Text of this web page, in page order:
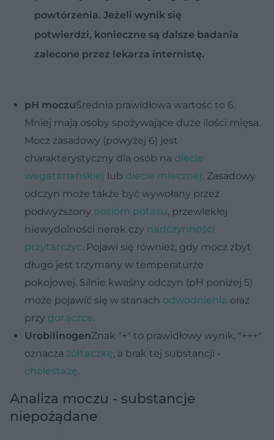
powtórzenia. Jeżeli wynik się
potwierdzi, konieczne są dalsze badania
zalecone przez lekarza internistę.
pH moczuŚrednia prawidłowa wartość to 6.
Mniej mają osoby spożywające duże ilości mięsa.
Mocz zasadowy (powyżej 6) jest
charakterystyczny dla osób na diecie
wegetariańskiej lub diecie mlecznej. Zasadowy
odczyn może także być wywołany przez
podwyższony poziom potasu, przewlekłej
niewydolności nerek czy nadczynności
przytarczyc. Pojawi się również, gdy mocz zbyt
długo jest trzymany w temperaturze
pokojowej. Silnie kwaśny odczyn (pH poniżej 5)
może pojawić się w stanach odwodnienia oraz
przy gorączce.
UrobilinogenZnak "+" to prawidłowy wynik, "+++"
oznacza żółtaczkę, a brak tej substancji -
cholestazę.
Analiza moczu - substancje
niepożądane